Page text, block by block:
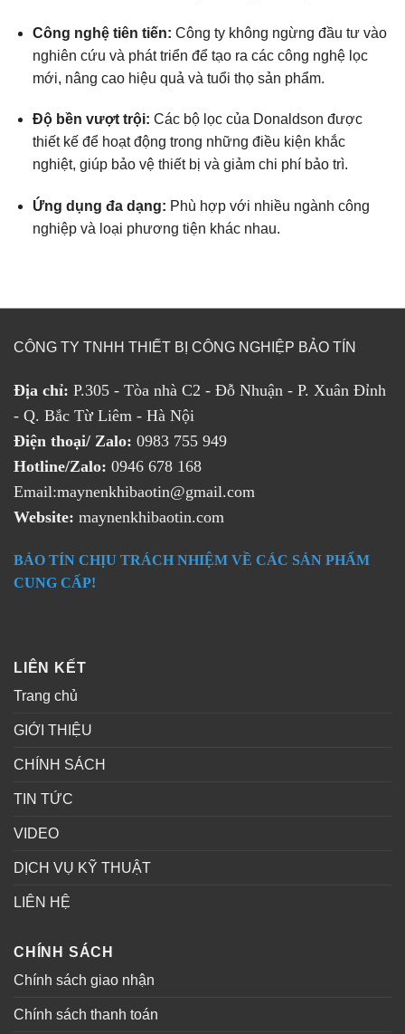
Công nghệ tiên tiến: Công ty không ngừng đầu tư vào
nghiên cứu và phát triển để tạo ra các công nghệ lọc
mới, nâng cao hiệu quả và tuổi thọ sản phẩm.
Độ bền vượt trội: Các bộ lọc của Donaldson được
thiết kế để hoạt động trong những điều kiện khắc
nghiệt, giúp bảo vệ thiết bị và giảm chi phí bảo trì.
Ứng dụng đa dạng: Phù hợp với nhiều ngành công
nghiệp và loại phương tiện khác nhau.
CÔNG TY TNHH THIẾT BỊ CÔNG NGHIỆP BẢO TÍN
Địa chỉ: P.305 - Tòa nhà C2 - Đỗ Nhuận - P. Xuân Đỉnh
- Q. Bắc Từ Liêm - Hà Nội
Điện thoại/ Zalo: 0983 755 949
Hotline/Zalo: 0946 678 168
Email:maynenkhibaotin@gmail.com
Website: maynenkhibaotin.com
BẢO TÍN CHỊU TRÁCH NHIỆM VỀ CÁC SẢN PHẨM
CUNG CẤP!
LIÊN KẾT
Trang chủ
GIỚI THIỆU
CHÍNH SÁCH
TIN TỨC
VIDEO
DỊCH VỤ KỸ THUẬT
LIÊN HỆ
CHÍNH SÁCH
Chính sách giao nhận
Chính sách thanh toán